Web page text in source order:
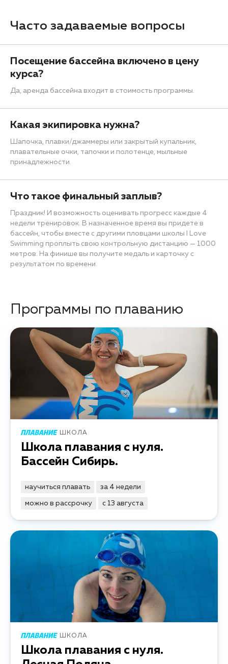
Часто задаваемые вопросы
Посещение бассейна включено в цену
курса?
Да, аренда бассейна входит в стоимость программы.
Какая экипировка нужна?
Шапочка, плавки/джаммеры или закрытый купальник,
плавательные очки, тапочки и полотенце, мыльные
принадлежности.
Что такое финальный заплыв?
Праздник! И возможность оценивать прогресс каждые 4
недели тренировок. В назначенное время вы придете в
бассейн, чтобы вместе с другими пловцами школы I Love
Swimming проплыть свою контрольную дистанцию — 1000
метров. На финише вы получите медаль и карточку с
результатом по времени.
Программы по плаванию
ШКОЛА
Школа плавания с нуля.
Бассейн Сибирь.
научиться плавать за 4 недели
можно в рассрочку с 13 августа
ШКОЛА
Школа плавания с нуля.